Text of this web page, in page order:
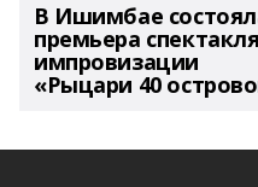
В Ишимбае
премьера
импровизации
«Рыцари 40